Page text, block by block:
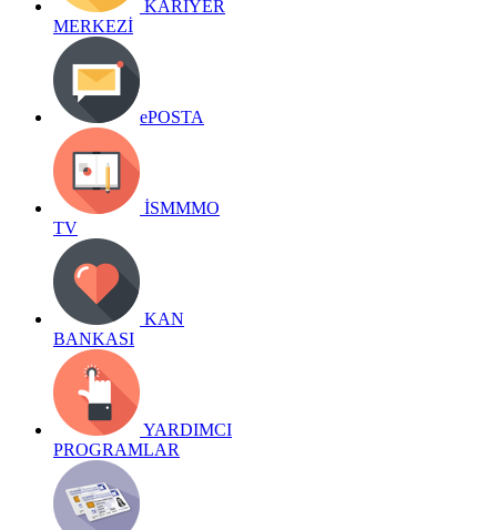
KARİYER
MERKEZİ
ePOSTA
İSMMMO
TV
KAN
BANKASI
YARDIMCI
PROGRAMLAR